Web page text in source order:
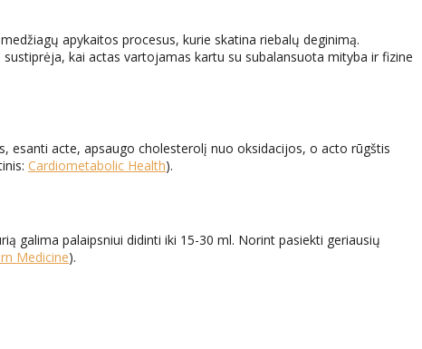
apykaitos procesus, kurie skatina riebalų deginimą.
sustiprėja, kai actas vartojamas kartu su subalansuota mityba ir fizine
esanti acte, apsaugo cholesterolį nuo oksidacijos, o acto rūgštis
Cardiometabolic Health).
galima palaipsniui didinti iki 15-30 ml. Norint pasiekti geriausių
Medicine).